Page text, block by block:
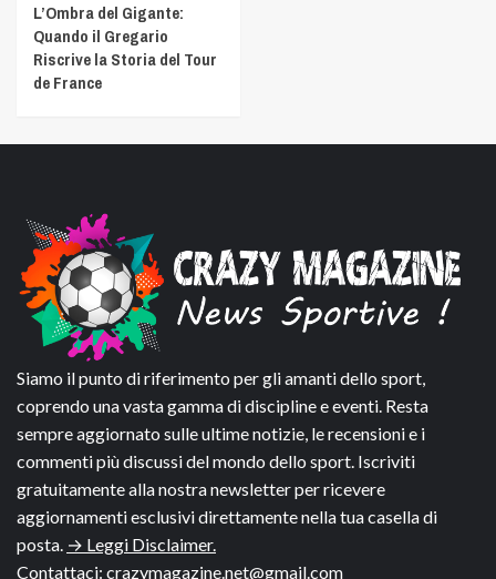
L’Ombra del Gigante:
Quando il Gregario
Riscrive la Storia del Tour
de France
Siamo il punto di riferimento per gli amanti dello sport,
coprendo una vasta gamma di discipline e eventi. Resta
sempre aggiornato sulle ultime notizie, le recensioni e i
commenti più discussi del mondo dello sport. Iscriviti
gratuitamente alla nostra newsletter per ricevere
aggiornamenti esclusivi direttamente nella tua casella di
posta. → Leggi Disclaimer.
Contattaci: crazymagazine.net@gmail.com